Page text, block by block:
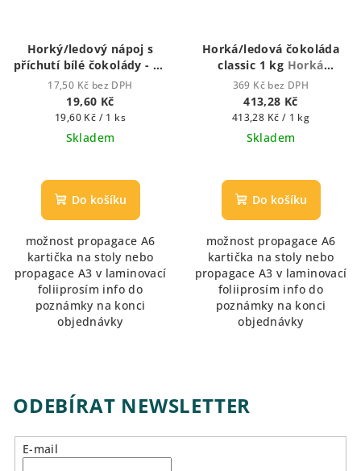
Horký/ledový nápoj s
příchutí bílé čokolády - 25
zalévací vodou či
mlékem
17,50 Kč bez DPH
19,60 Kč
Měrná
cena:
19,60 Kč / 1 ks
Skladem
hodnocení
produktu
z
5
hvězdiček.
Do košíku
možnost propagace A6
kartička na stoly nebo
propagace A3 v laminovací
foliiprosím info do
poznámky na konci
objednávky
Horká/ledová čokoláda
classic 1 kg Horká
čokoláda - zalévací
horkou vodou nebo
mlékem)
369 Kč bez DPH
413,28 Kč
Měrná
cena:
413,28 Kč / 1 kg
Skladem
Do košíku
možnost propagace A6
kartička na stoly nebo
propagace A3 v laminovací
foliiprosím info do
poznámky na konci
objednávky
ODEBÍRAT NEWSLETTER
E-mail